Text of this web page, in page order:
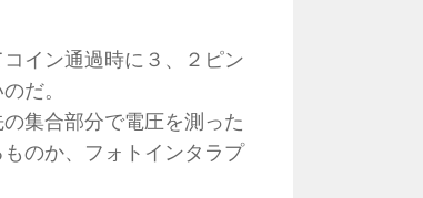
イン通過時に３、２ピン
だ。
集合部分で電圧を測った
のか、フォトインタラプ